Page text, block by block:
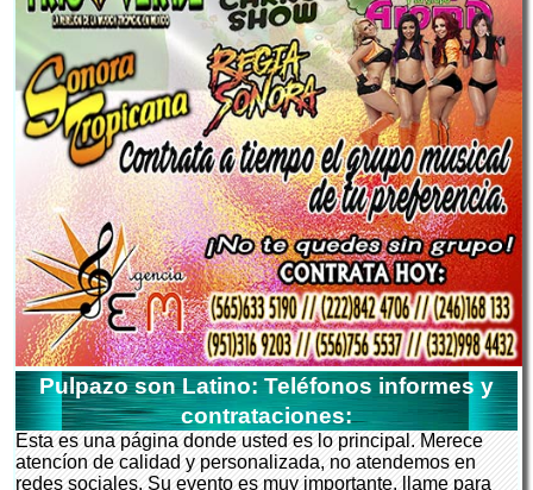
Pulpazo son Latino: Teléfonos informes y
contrataciones:
Esta es una página donde usted es lo principal. Merece
atencíon de calidad y personalizada, no atendemos en
redes sociales. Su evento es muy importante, llame para